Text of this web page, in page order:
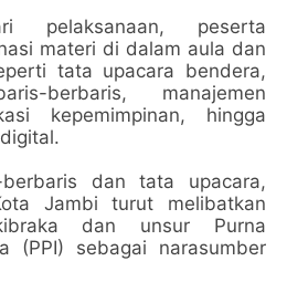
pelaksanaan, peserta
materi di dalam aula dan
tata upacara bendera,
berbaris, manajemen
kepemimpinan, hingga
dan tata upacara,
Jambi turut melibatkan
dan unsur Purna
(PPI) sebagai narasumber